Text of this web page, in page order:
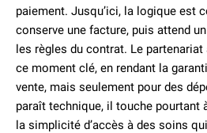
paiement. Jusqu’ici, la logique est
conserve une facture, puis attend
les règles du contrat. Le
ce moment clé, en rendant la
vente, mais seulement pour des
paraît technique, il touche pourtant
la simplicité d’accès à des soins